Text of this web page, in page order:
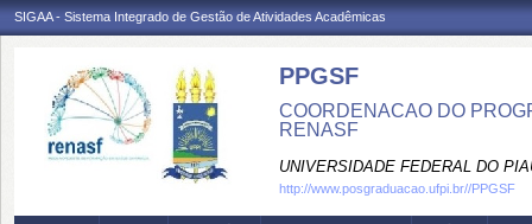
SIGAA - Sistema Integrado de Gestão de Atividades Acadêmicas
PPGSF
COORDENACAO DO
RENASF
UNIVERSIDADE FEDERAL DO
http://www.posgraduacao.ufpi.br//PPGSF